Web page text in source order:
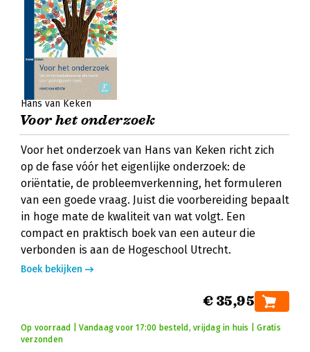
Hans van Keken
Voor het onderzoek
Voor het onderzoek van Hans van Keken richt zich
op de fase vóór het eigenlijke onderzoek: de
oriëntatie, de probleemverkenning, het formuleren
van een goede vraag. Juist die voorbereiding bepaalt
in hoge mate de kwaliteit van wat volgt. Een
compact en praktisch boek van een auteur die
verbonden is aan de Hogeschool Utrecht.
Boek bekijken
€ 35,95
Op voorraad | Vandaag voor 17:00 besteld, vrijdag in huis | Gratis
verzonden